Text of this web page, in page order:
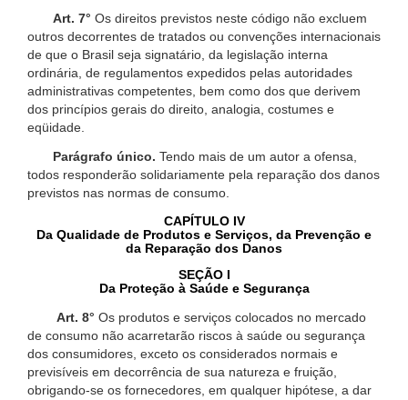
Art. 7° Os direitos previstos neste código não excluem
outros decorrentes de tratados ou convenções internacionais
de que o Brasil seja signatário, da legislação interna
ordinária, de regulamentos expedidos pelas autoridades
administrativas competentes, bem como dos que derivem
dos princípios gerais do direito, analogia, costumes e
eqüidade.
Parágrafo único. Tendo mais de um autor a ofensa,
todos responderão solidariamente pela reparação dos danos
previstos nas normas de consumo.
CAPÍTULO IV
Da Qualidade de Produtos e Serviços, da Prevenção e
da Reparação dos Danos
SEÇÃO I
Da Proteção à Saúde e Segurança
Art. 8° Os produtos e serviços colocados no mercado
de consumo não acarretarão riscos à saúde ou segurança
dos consumidores, exceto os considerados normais e
previsíveis em decorrência de sua natureza e fruição,
obrigando-se os fornecedores, em qualquer hipótese, a dar